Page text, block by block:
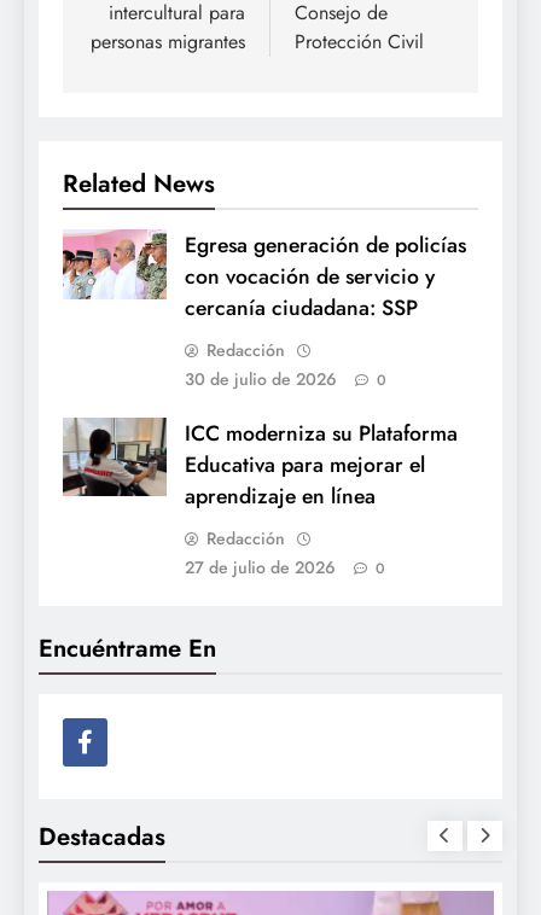
Encuéntrame En
Destacadas
intercultural para
personas migrantes
Consejo de
Protección Civil
Related News
Egresa generación de policías
con vocación de servicio y
cercanía ciudadana: SSP
Redacción
30 de julio de 2026
0
ICC moderniza su Plataforma
Educativa para mejorar el
aprendizaje en línea
Redacción
27 de julio de 2026
0